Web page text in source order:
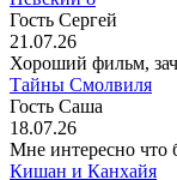
Гость Сергей
21.07.26
Хороший фильм,
Тайны Смолвиля
Гость Саша
18.07.26
Мне интересно что
Кишан и Канхайя